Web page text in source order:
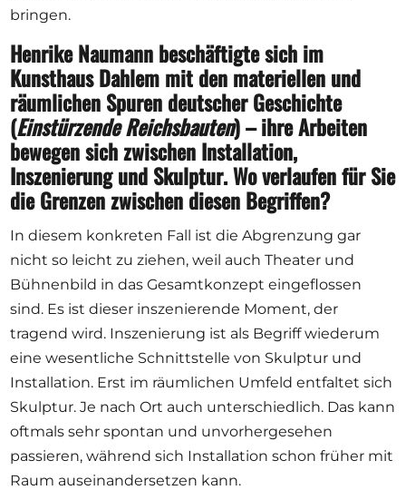
bringen.
Henrike Naumann beschäftigte sich im
Kunsthaus Dahlem mit den materiellen und
räumlichen Spuren deutscher Geschichte
(Einstürzende Reichsbauten) – ihre Arbeiten
bewegen sich zwischen Installation,
Inszenierung und Skulptur. Wo verlaufen für Sie
die Grenzen zwischen diesen Begriffen?
In diesem konkreten Fall ist die Abgrenzung gar
nicht so leicht zu ziehen, weil auch Theater und
Bühnenbild in das Gesamtkonzept eingeflossen
sind. Es ist dieser inszenierende Moment, der
tragend wird. Inszenierung ist als Begriff wiederum
eine wesentliche Schnittstelle von Skulptur und
Installation. Erst im räumlichen Umfeld entfaltet sich
Skulptur. Je nach Ort auch unterschiedlich. Das kann
oftmals sehr spontan und unvorhergesehen
passieren, während sich Installation schon früher mit
Raum auseinandersetzen kann.